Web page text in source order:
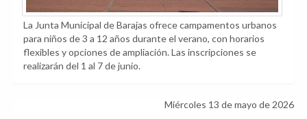
La Junta Municipal de Barajas ofrece campamentos urbanos
para niños de 3 a 12 años durante el verano, con horarios
flexibles y opciones de ampliación. Las inscripciones se
realizarán del 1 al 7 de junio.
Miércoles 13 de mayo de 2026